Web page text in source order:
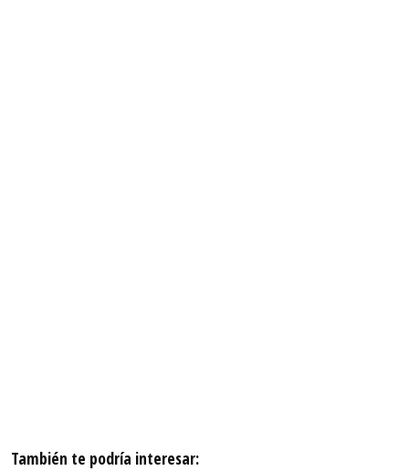
También te podría interesar: